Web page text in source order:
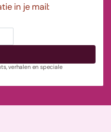
in je mail:
verhalen en speciale